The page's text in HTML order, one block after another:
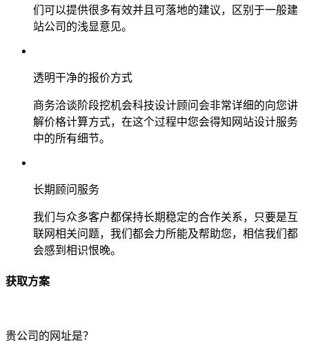
们可以提供很多有效并且可落地的建议，区别于一般建
站公司的浅显意见。
透明干净的报价方式
商务洽谈阶段挖机会科技设计顾问会非常详细的向您讲
解价格计算方式，在这个过程中您会得知网站设计服务
中的所有细节。
长期顾问服务
我们与众多客户都保持长期稳定的合作关系，只要是互
联网相关问题，我们都会力所能及帮助您，相信我们都
会感到相识恨晚。
获取方案
贵公司的网址是？